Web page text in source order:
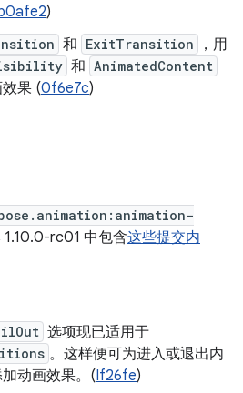
)
和 ExitTransition
，用
和 AnimatedContent
果 (0f6e7c)
1.10.0-rc01 中包含这些提交内
选项现已适用于
。这样便可为进入或退出内
动画效果。(If26fe)